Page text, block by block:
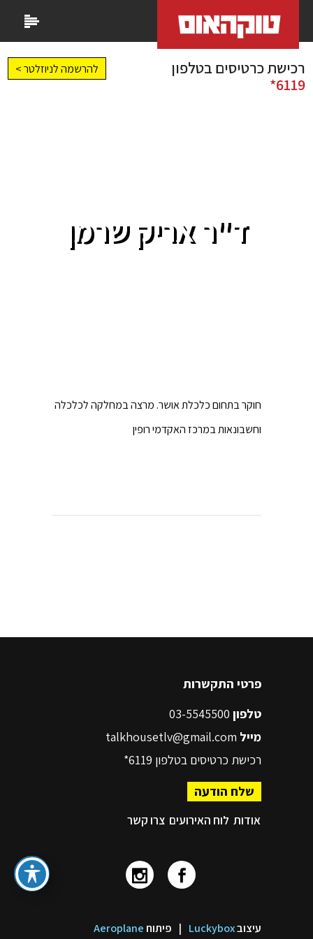
רכישת כרטיסים בטלפון
6119*
להרשמה לניוזלטר >
ד"ר אריק שרמן
חוקר בתחום כלכלת אושר. מרצה במחלקה לכלכלה
וחשבונאות במרכז האקדמי רופין
פרטי התקשרות
טלפון
מייל talkhousetlv@gmail.com
רכישת כרטיסים בטלפון 6119*
שלח הודעה
אודות לוח האירועים צרו קשר
עיצובLuckybox
| פיתוח Aeroplane